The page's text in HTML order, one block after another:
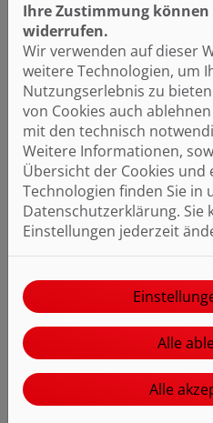
Ihre Zustimmung können
widerrufen.
Wir verwenden auf dieser
weitere Technologien, um
Nutzungserlebnis zu
von Cookies auch
mit den technisch
Weitere Informationen,
Übersicht der Cookies und
Technologien finden Sie in
Datenschutzerklärung. Sie
Einstellungen jederzeit
Alle
Alle